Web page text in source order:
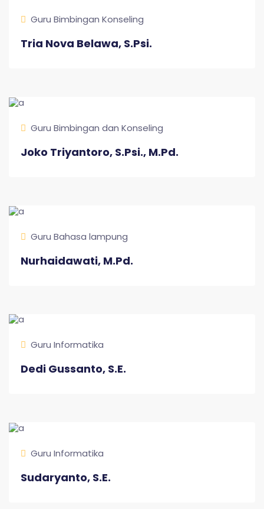
Guru Bimbingan Konseling
Tria Nova Belawa, S.Psi.
Guru Bimbingan dan Konseling
Joko Triyantoro, S.Psi., M.Pd.
Guru Bahasa lampung
Nurhaidawati, M.Pd.
Guru Informatika
Dedi Gussanto, S.E.
Guru Informatika
Sudaryanto, S.E.